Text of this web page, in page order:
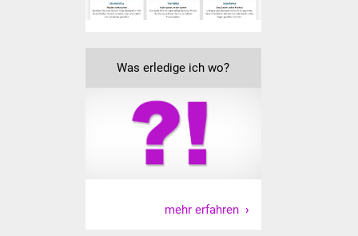
Sommerwochen für
Seniorenwohn- und
Familien
Familientreff
Kinder und Jugendliche
Was erledige ich wo?
mehr erfahren